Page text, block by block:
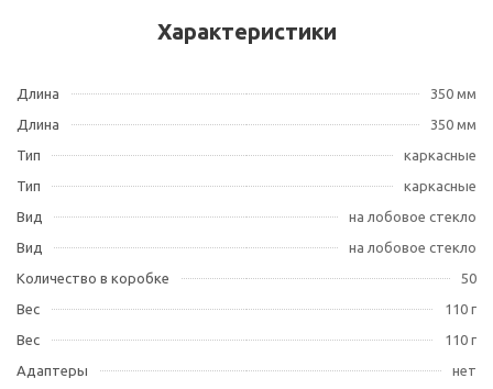
Характеристики
Длина
350 мм
Длина
350 мм
Тип
каркасные
Тип
каркасные
Вид
на лобовое стекло
Вид
на лобовое стекло
Количество в коробке
50
Вес
110 г
Вес
110 г
Адаптеры
нет